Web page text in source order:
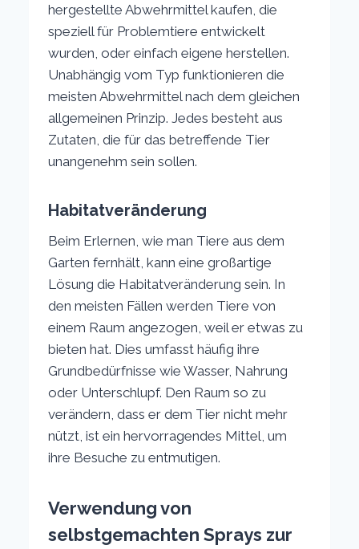
hergestellte Abwehrmittel kaufen, die
speziell für Problemtiere entwickelt
wurden, oder einfach eigene herstellen.
Unabhängig vom Typ funktionieren die
meisten Abwehrmittel nach dem gleichen
allgemeinen Prinzip. Jedes besteht aus
Zutaten, die für das betreffende Tier
unangenehm sein sollen.
Habitatveränderung
Beim Erlernen, wie man Tiere aus dem
Garten fernhält, kann eine großartige
Lösung die Habitatveränderung sein. In
den meisten Fällen werden Tiere von
einem Raum angezogen, weil er etwas zu
bieten hat. Dies umfasst häufig ihre
Grundbedürfnisse wie Wasser, Nahrung
oder Unterschlupf. Den Raum so zu
verändern, dass er dem Tier nicht mehr
nützt, ist ein hervorragendes Mittel, um
ihre Besuche zu entmutigen.
Verwendung von
selbstgemachten Sprays zur